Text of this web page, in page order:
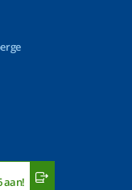
aan!